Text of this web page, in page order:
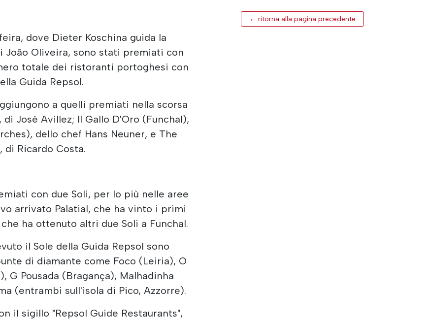
dove Dieter Koschina guida la
João Oliveira, sono stati premiati con
totale dei ristoranti portoghesi con
Guida Repsol.
a quelli premiati nella scorsa
José Avillez; Il Gallo D'Oro (Funchal),
dello chef Hans Neuner, e The
di Ricardo Costa.
con due Soli, per lo più nelle aree
arrivato Palatial, che ha vinto i primi
ha ottenuto altri due Soli a Funchal.
il Sole della Guida Repsol sono
di diamante come Foco (Leiria), O
G Pousada (Bragança), Malhadinha
(entrambi sull'isola di Pico, Azzorre).
il sigillo "Repsol Guide Restaurants",
← ritorna alla pagina precedente